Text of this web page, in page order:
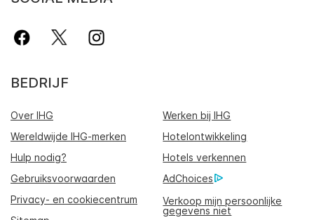
BEDRIJF
Over IHG
Werken bij IHG
Wereldwijde IHG-merken
Hotelontwikkeling
Hulp nodig?
Hotels verkennen
Gebruiksvoorwaarden
AdChoices
Privacy- en cookiecentrum
Verkoop mijn persoonlijke
gegevens niet